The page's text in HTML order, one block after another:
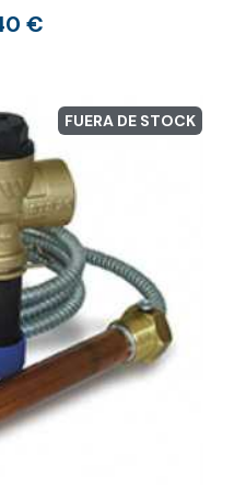
€
FUERA DE STOCK